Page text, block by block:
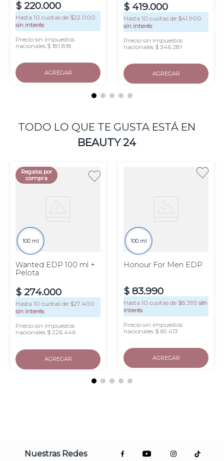
$ 220.000
Hasta 10 cuotas de $22.000
sin interés
Precio sin impuestos
nacionales $ 181.818
AGREGAR
$ 419.000
Hasta 10 cuotas de $41.900
sin interés
Precio sin impuestos
nacionales $ 346.281
AGREGAR
TODO LO QUE TE GUSTA ESTÁ EN
BEAUTY 24
Regalos por
compra
100 ml
Wanted EDP 100 ml +
Pelota
$ 274.000
Hasta 10 cuotas de $27.400
sin interés
Precio sin impuestos
nacionales $ 226.446
AGREGAR
100 ml
Honour For Men EDP
$ 83.990
Hasta 10 cuotas de $8.399 sin
interés
Precio sin impuestos
nacionales $ 69.413
AGREGAR
Nuestras Redes